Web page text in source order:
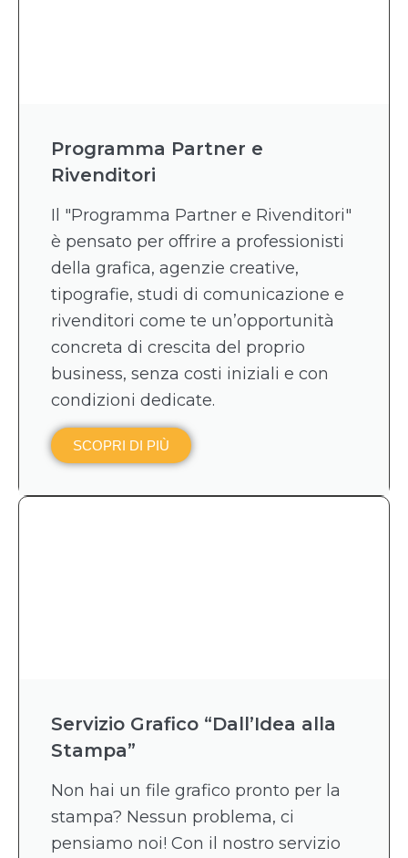
Programma Partner e
Rivenditori
Il "Programma Partner e Rivenditori"
è pensato per offrire a professionisti
della grafica, agenzie creative,
tipografie, studi di comunicazione e
rivenditori come te un’opportunità
concreta di crescita del proprio
business, senza costi iniziali e con
condizioni dedicate.
SCOPRI DI PIÙ
Servizio Grafico “Dall’Idea alla
Stampa”
Non hai un file grafico pronto per la
stampa? Nessun problema, ci
pensiamo noi! Con il nostro servizio